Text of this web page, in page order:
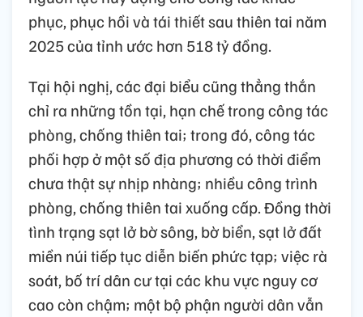
phục, phục hồi và tái thiết sau thiên tai năm
2025 của tỉnh ước hơn 518 tỷ đồng.
Tại hội nghị, các đại biểu cũng thẳng thắn
chỉ ra những tồn tại, hạn chế trong công tác
phòng, chống thiên tai; trong đó, công tác
phối hợp ở một số địa phương có thời điểm
chưa thật sự nhịp nhàng; nhiều công trình
phòng, chống thiên tai xuống cấp. Đồng thời
tình trạng sạt lở bờ sông, bờ biển, sạt lở đất
miền núi tiếp tục diễn biến phức tạp; việc rà
soát, bố trí dân cư tại các khu vực nguy cơ
cao còn chậm; một bộ phận người dân vẫn